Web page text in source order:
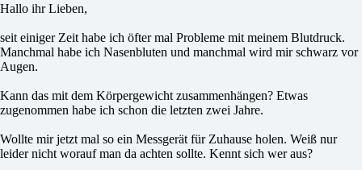
Hallo ihr Lieben,
seit einiger Zeit habe ich öfter mal Probleme mit meinem Blutdruck.
Manchmal habe ich Nasenbluten und manchmal wird mir schwarz vor
Augen.
Kann das mit dem Körpergewicht zusammenhängen? Etwas
zugenommen habe ich schon die letzten zwei Jahre.
Wollte mir jetzt mal so ein Messgerät für Zuhause holen. Weiß nur
leider nicht worauf man da achten sollte. Kennt sich wer aus?